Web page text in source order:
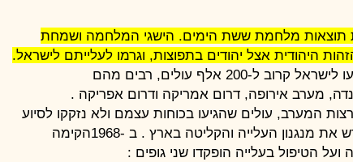
תוצאות מלחמת ששת הימים. הישגי המלחמה ושמחת
היהודית אצל יהודים בתפוצות, וגרמו לעלייתם לישראל.
לישראל קרוב ל-200 אלף עולים, רבים מהם
מערב אירופה, דרום אמריקה ודרום אפריקה .
המערב, עולים שהגיעו בכוחות עצמם ולא נזקקו לסיוע
את מנגנון העלייה והקליטה בארץ . ב 1968-הקימה
ועל הטיפול בעלייה הופקדו שני גופים :